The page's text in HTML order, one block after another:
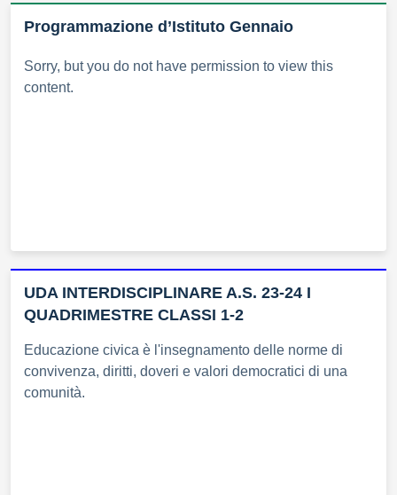
Programmazione d’Istituto Gennaio
Sorry, but you do not have permission to view this
content.
UDA INTERDISCIPLINARE A.S. 23-24 I
QUADRIMESTRE CLASSI 1-2
Educazione civica è l'insegnamento delle norme di
convivenza, diritti, doveri e valori democratici di una
comunità.